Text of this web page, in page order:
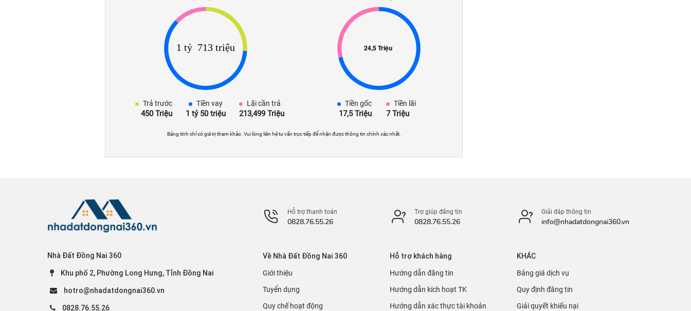
Trả trước
450 Triệu
Tiền vay
1 tỷ 50 triệu
Lãi cần trả
213,499 Triệu
Tiền gốc
17,5 Triệu
Tiền lãi
7 Triệu
Bảng tính chỉ có giá trị tham khảo. Vui lòng liên hệ tư vấn trực tiếp để nhận được thông tin chính xác nhất.
Nhà Đất Đồng Nai 360
Khu phố 2, Phường Long Hưng, Tỉnh Đồng Nai
hotro@nhadatdongnai360.vn
0828.76.55.26
Hỗ trợ thanh toán
0828.76.55.26
Trợ giúp đăng tin
0828.76.55.26
Giải đáp thông tin
info@nhadatdongnai360.vn
Về Nhà Đất Đồng Nai 360
Giới thiệu
Tuyển dụng
Quy chế hoạt động
Hỗ trợ khách hàng
Hướng dẫn đăng tin
Hướng dẫn kích hoạt TK
Hướng dẫn xác thực tài khoản
KHÁC
Bảng giá dịch vụ
Quy định đăng tin
Giải quyết khiếu nại